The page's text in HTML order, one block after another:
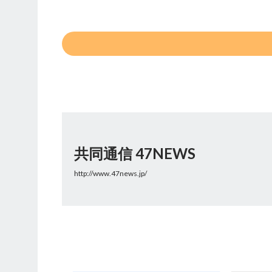
共同通信 47NEWS
http://www.47news.jp/